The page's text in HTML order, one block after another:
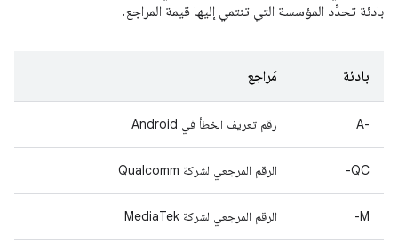
بادئة تحدِّد المؤسسة التي تنتمي إليها قيمة المراجع.
بادئة مَراجع
A-‎ رقم تعريف الخطأ في Android
QC- الرقم المرجعي لشركة Qualcomm
M- الرقم المرجعي لشركة MediaTek